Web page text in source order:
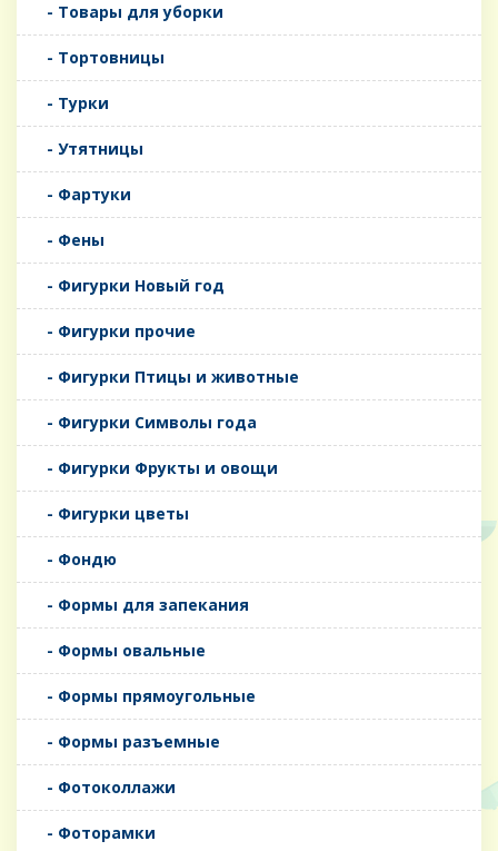
- Товары для уборки
- Тортовницы
- Турки
- Утятницы
- Фартуки
- Фены
- Фигурки Новый год
- Фигурки прочие
- Фигурки Птицы и животные
- Фигурки Символы года
- Фигурки Фрукты и овощи
- Фигурки цветы
- Фондю
- Формы для запекания
- Формы овальные
- Формы прямоугольные
- Формы разъемные
- Фотоколлажи
- Фоторамки